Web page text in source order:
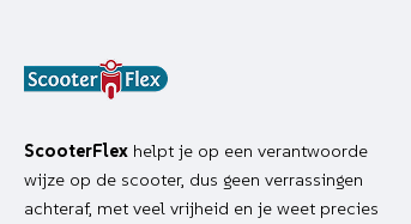
ScooterFlex helpt je op een verantwoorde
wijze op de scooter, dus geen verrassingen
achteraf, met veel vrijheid en je weet precies